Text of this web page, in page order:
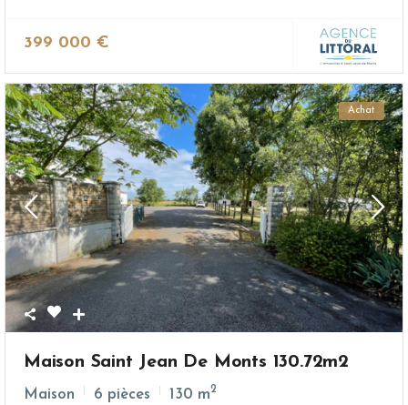
399 000 €
Achat
Maison Saint Jean De Monts 130.72m2
Maison 6 pièces 130 m2